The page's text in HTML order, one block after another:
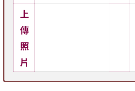
上
傳
照
片